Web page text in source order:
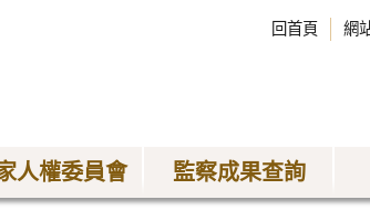
回首頁 網
人權委員會 監察成果查詢